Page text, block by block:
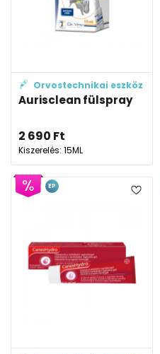
Orvostechnikai eszköz
Aurisclean fülspray
2 690 Ft
Kiszerelés: 15ML
EP